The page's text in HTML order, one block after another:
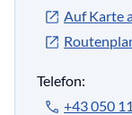
Auf Karte
Telefon:
+43 050